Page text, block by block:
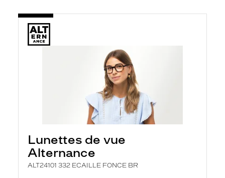
Lunettes de vue
Alternance
ALT24101 332 ECAILLE FONCE BR